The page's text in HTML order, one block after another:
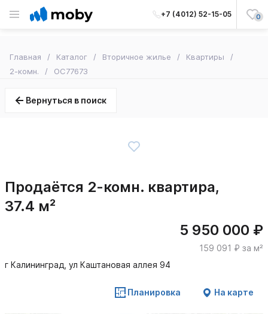
+7 (4012) 52-15-05 0
Главная Каталог Вторичное жилье
Квартиры
2-комн.
OC77673
Вернуться в поиск
Продаётся 2-комн. квартира,
37.4 м²
5 950 000 ₽
159 091 ₽ за м²
г Калининград, ул Каштановая аллея 94
Планировка На карте